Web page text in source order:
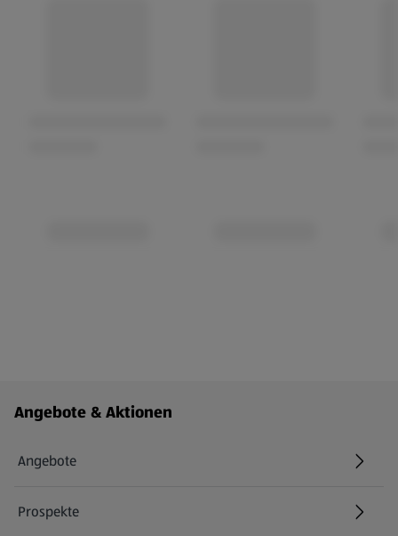
Fußzeilenmenü - weitere Links
Angebote & Aktionen
Angebote
Prospekte